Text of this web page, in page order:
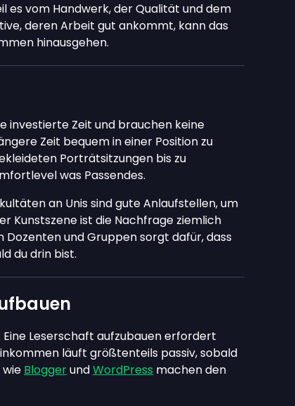
es vom Handwerk, der Qualität und dem
deren Arbeit gut ankommt, kann das
hinausgehen.
investierte Zeit und brauchen keine
Zeit bequem in einer Position zu
Porträtsitzungen bis zu
was Passendes.
an Unis sind gute Anlaufstellen, um
Kunstszene ist die Nachfrage ziemlich
und Gruppen sorgt dafür, dass
du drin bist.
Leserschaft aufzubauen erfordert
läuft größtenteils passiv, sobald
BloggerundWordPress machen den